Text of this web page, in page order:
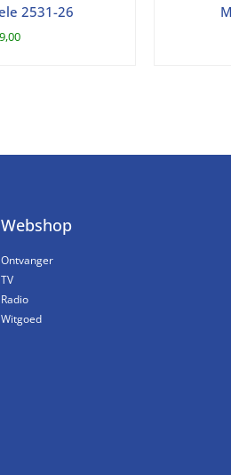
2531-26
Webshop
Ontvanger
TV
Radio
Witgoed